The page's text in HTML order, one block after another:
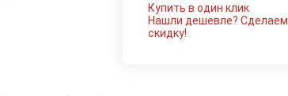
Купить в один клик
Нашли дешевле?Сделаем
скидку!